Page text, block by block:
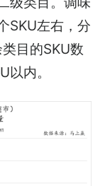
SKU左右，分
目的SKU数
内。